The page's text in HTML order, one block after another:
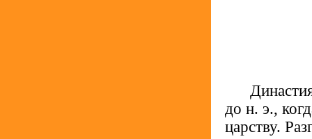
до н. э.,
царству.